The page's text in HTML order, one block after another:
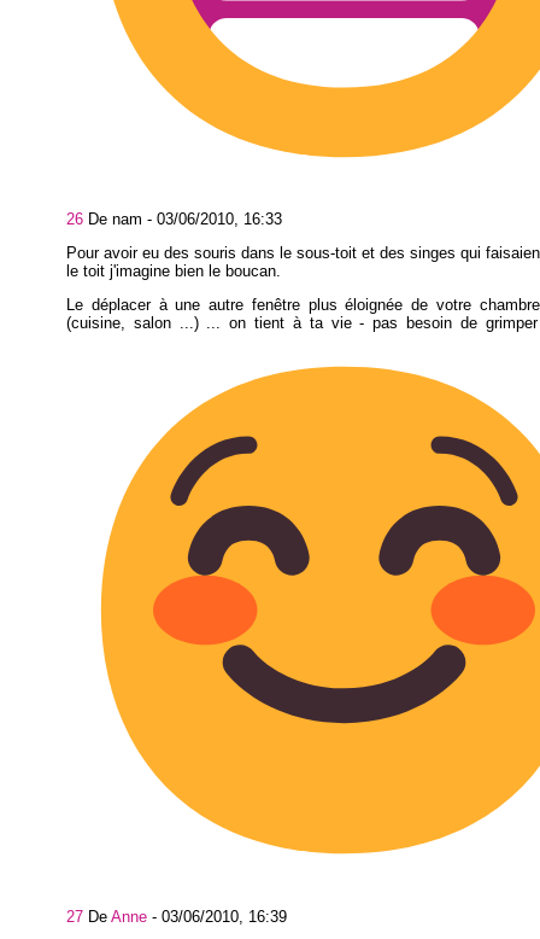
26 De nam - 03/06/2010, 16:33
Pour avoir eu des souris dans le sous-toit et des singes qui
le toit j'imagine bien le boucan.
Le déplacer à une autre fenêtre plus éloignée de votre
(cuisine, salon ...) ... on tient à ta vie - pas besoin de
27 De Anne - 03/06/2010, 16:39